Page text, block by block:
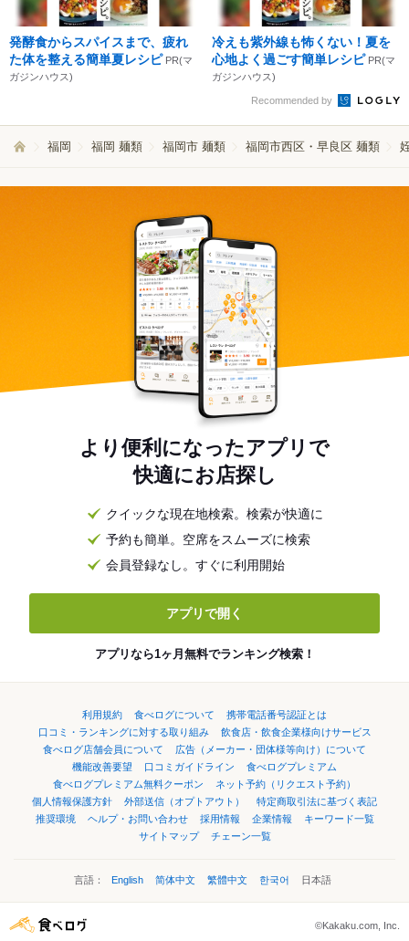
発酵食からスパイスまで、疲れ
た体を整える簡単夏レシピ PR(マ
ガジンハウス)
冷えも紫外線も怖くない！夏を
心地よく過ごす簡単レシピ PR(マ
ガジンハウス)
Recommended by
福岡 福岡 麺類 福岡市 麺類 福岡市西区・早良区 麺類
より便利になったアプリで
快適にお店探し
クイックな現在地検索。検索が快適に
予約も簡単。空席をスムーズに検索
会員登録なし。すぐに利用開始
アプリで開く
アプリなら1ヶ月無料でランキング検索！
利用規約 食べログについて
携帯電話番号認証とは
口コミ・ランキングに対する取り組み
飲食店・飲食企業様向けサービス
食べログ店舗会員について
広告（メーカー・団体様等向け）について
機能改善要望
口コミガイドライン
食べログプレミアム
食べログプレミアム無料クーポン
ネット予約（リクエスト予約）
個人情報保護方針
外部送信（オプトアウト）
特定商取引法に基づく表記
推奨環境
ヘルプ・お問い合わせ 採用情報 企業情報
キーワード一覧
サイトマップ
チェーン一覧
言語： English 简体中文 繁體中文 한국어 日本語
©Kakaku.com, Inc.